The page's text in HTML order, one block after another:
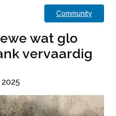
Community
wat glo
vervaardig
2025